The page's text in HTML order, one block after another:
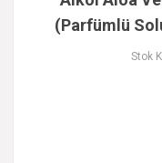
(Parfümlü
Stok